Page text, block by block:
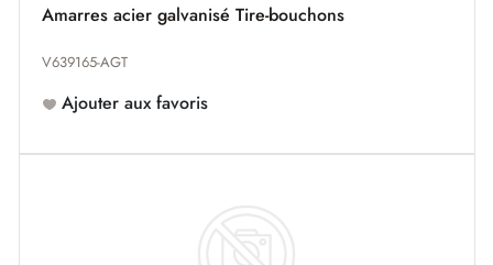
Amarres acier galvanisé Tire-bouchons
V639165-AGT
Ajouter aux favoris